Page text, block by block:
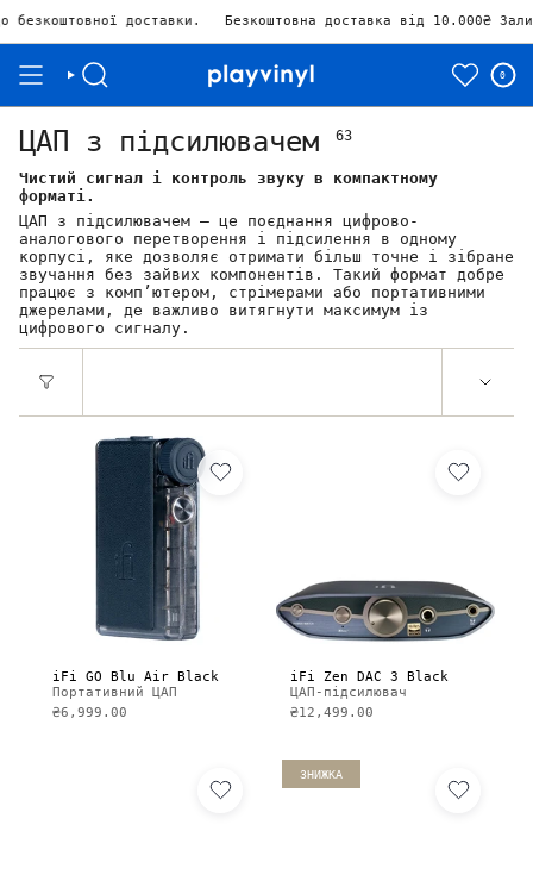
доставки. Безкоштовна доставка від 10.000₴ Залишилось
0
ЦАП з підсилювачем 63
Чистий сигнал і контроль звуку в компактному
форматі.
ЦАП з підсилювачем — це поєднання цифрово-
аналогового перетворення і підсилення в одному
корпусі, яке дозволяє отримати більш точне і зібране
звучання без зайвих компонентів. Такий формат добре
працює з комп’ютером, стрімерами або портативними
джерелами, де важливо витягнути максимум із
цифрового сигналу.
iFi GO Blu Air Black
Портативний ЦАП
₴6,999.00
iFi Zen DAC 3 Black
ЦАП-підсилювач
₴12,499.00
ЗНИЖКА